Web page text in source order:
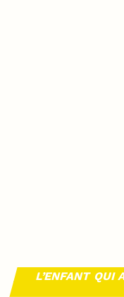
L’ENFANT QUI